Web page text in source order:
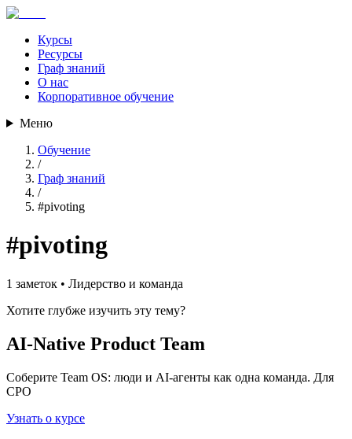
Курсы
Ресурсы
Граф знаний
О нас
Корпоративное обучение
Меню
Обучение
/
Граф знаний
/
#pivoting
#pivoting
1 заметок • Лидерство и команда
Хотите глубже изучить эту тему?
AI-Native Product Team
Соберите Team OS: люди и AI-агенты как одна команда. Для
CPO
Узнать о курсе